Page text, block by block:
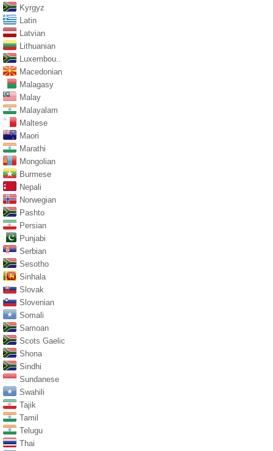
Kyrgyz
Latin
Latvian
Lithuanian
Luxembou..
Macedonian
Malagasy
Malay
Malayalam
Maltese
Maori
Marathi
Mongolian
Burmese
Nepali
Norwegian
Pashto
Persian
Punjabi
Serbian
Sesotho
Sinhala
Slovak
Slovenian
Somali
Samoan
Scots Gaelic
Shona
Sindhi
Sundanese
Swahili
Tajik
Tamil
Telugu
Thai